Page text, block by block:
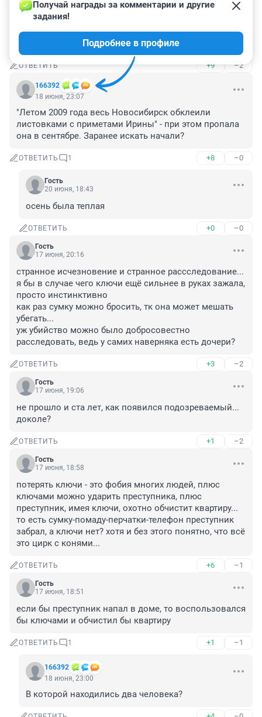
19 июня, 16:48
А с чего вообще решили, что она зашла в подъезд, но
в квартире так и не появилась? Может и не заходила
она никуда, там все тольок со слов этого ухажера
ОТВЕТИТЬ +9 –2
166392
Получай награды за комментарии и другие
задания!
Подробнее в профиле
18 июня, 23:07
"Летом 2009 года весь Новосибирск обклеили
листовками с приметами Ирины" - при этом пропала
она в сентябре. Заранее искать начали?
ОТВЕТИТЬ 1 +8 –0
Гость
20 июня, 18:43
осень была теплая
ОТВЕТИТЬ +0 –0
Гость
17 июня, 20:16
странное исчезновение и странное рассследование...
я бы в случае чего ключи ещё сильнее в руках зажала,
просто инстинктивно
как раз сумку можно бросить, тк она может мешать
убегать...
уж убийство можно было добросовестно
расследовать, ведь у самих наверняка есть дочери?
ОТВЕТИТЬ +3 –2
Гость
17 июня, 19:06
не прошло и ста лет, как появился подозреваемый...
доколе?
ОТВЕТИТЬ +1 –2
Гость
17 июня, 18:58
потерять ключи - это фобия многих людей, плюс
ключами можно ударить преступника, плюс
преступник, имея ключи, охотно обчистит квартиру...
то есть сумку-помаду-перчатки-телефон преступник
забрал, а ключи нет? хотя и без этого понятно, что всё
это цирк с конями...
ОТВЕТИТЬ +6 –1
Гость
17 июня, 18:51
если бы преступник напал в доме, то воспользовался
бы ключами и обчистил бы квартиру
ОТВЕТИТЬ 1 +1 –1
166392
18 июня, 23:00
В которой находились два человека?